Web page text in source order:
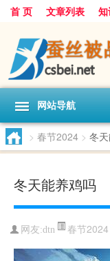
首 页 文章列表
网站导航
> 春节2024 > 冬
冬天能养鸡吗
网友:dtn 春节2024